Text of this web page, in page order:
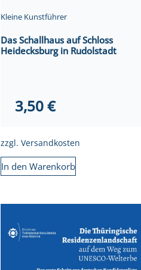
Kleine Kunstführer
Das Schallhaus auf Schloss
Heidecksburg in Rudolstadt
3,50€
zzgl. Versandkosten
In den Warenkorb